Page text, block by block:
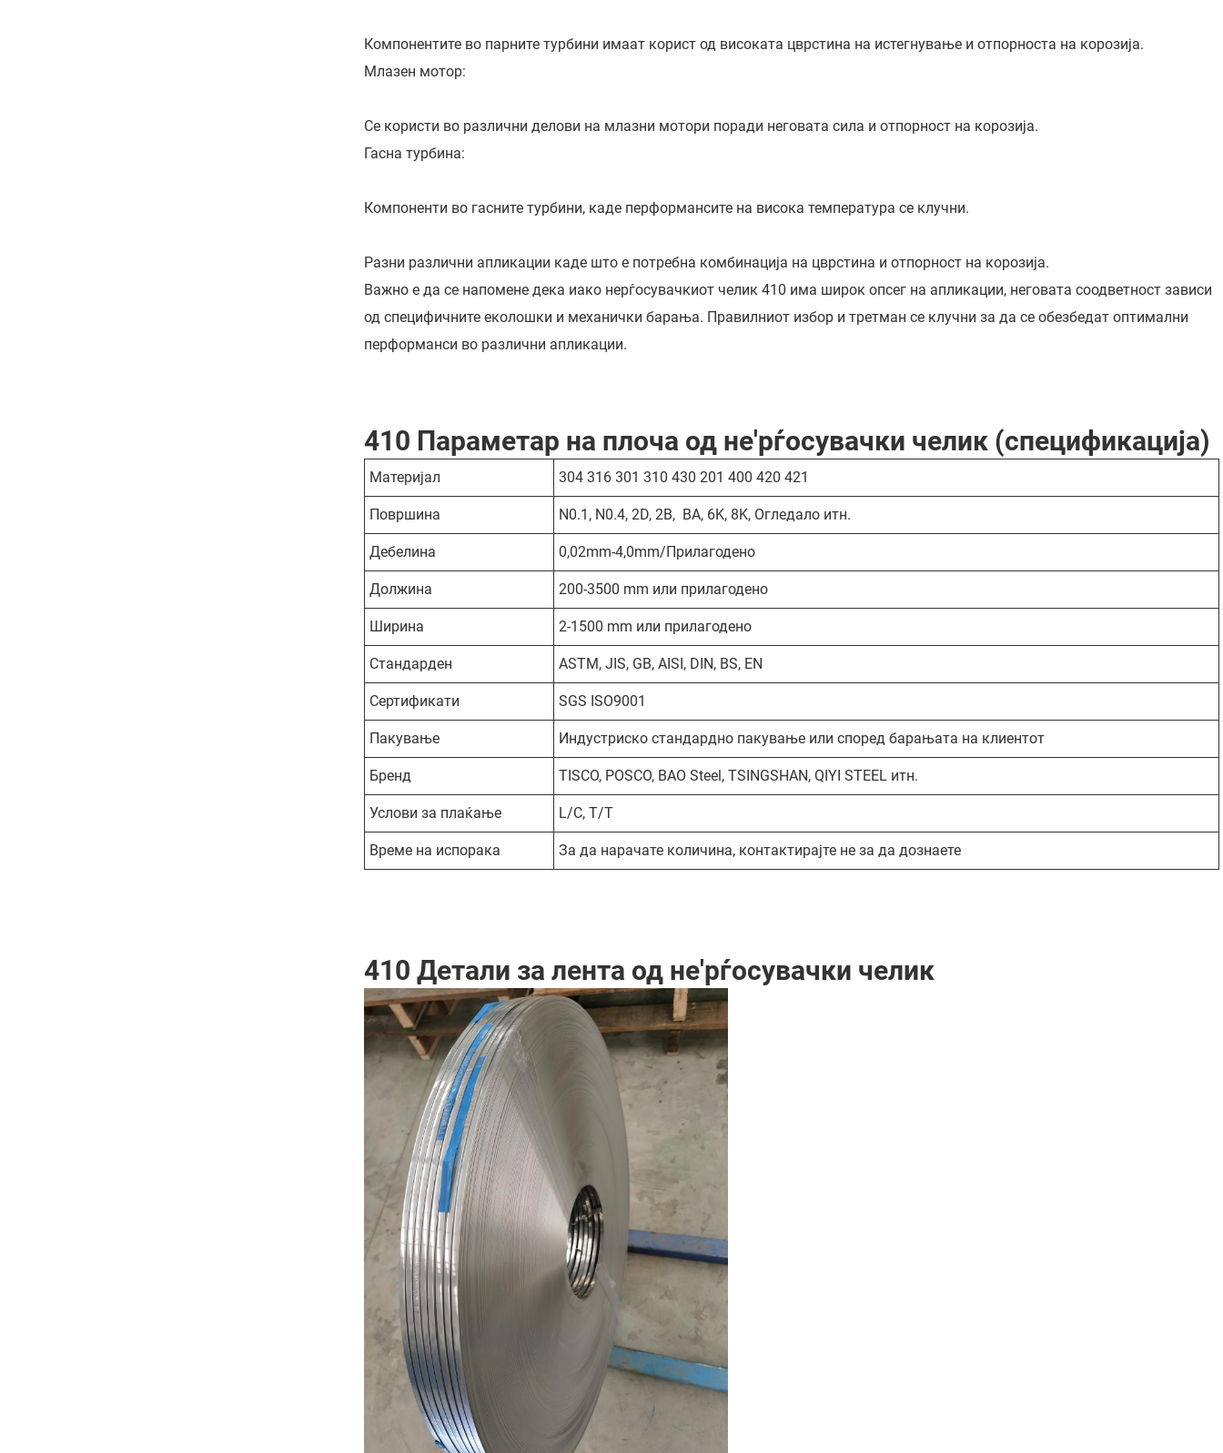
Компонентите во парните турбини имаат корист од високата цврстина на истегнување и отпорноста на корозија.
Млазен мотор:
Се користи во различни делови на млазни мотори поради неговата сила и отпорност на корозија.
Гасна турбина:
Компоненти во гасните турбини, каде перформансите на висока температура се клучни.
Разни различни апликации каде што е потребна комбинација на цврстина и отпорност на корозија.
Важно е да се напомене дека иако нерѓосувачкиот челик 410 има широк опсег на апликации, неговата соодветност зависи
од специфичните еколошки и механички барања. Правилниот избор и третман се клучни за да се обезбедат оптимални
перформанси во различни апликации.
410 Параметар на плоча од не'рѓосувачки челик (спецификација)
Материјал 304 316 301 310 430 201 400 420 421
Површина N0.1, N0.4, 2D, 2B, BA, 6K, 8K, Огледало итн.
Дебелина 0,02mm-4,0mm/Прилагодено
Должина 200-3500 mm или прилагодено
Ширина 2-1500 mm или прилагодено
Стандарден ASTM, JIS, GB, AISI, DIN, BS, EN
Сертификати SGS ISO9001
Пакување Индустриско стандардно пакување или според барањата на клиентот
Бренд TISCO, POSCO, BAO Steel, TSINGSHAN, QIYI STEEL итн.
Услови за плаќање L/C, T/T
Време на испорака За да нарачате количина, контактирајте не за да дознаете
410 Детали за лента од не'рѓосувачки челик